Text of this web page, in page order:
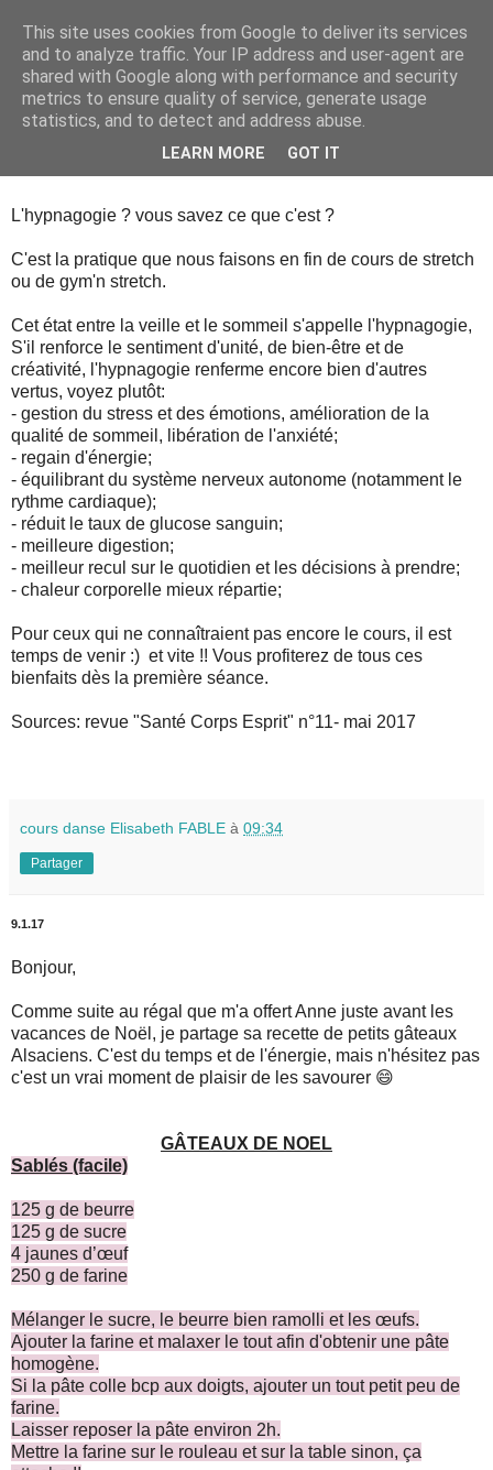
Cours de Danse à Paris
L'hypnagogie ? vous savez ce que c'est ?
C'est la pratique que nous faisons en fin de cours de stretch
ou de gym'n stretch.
Cet état entre la veille et le sommeil s'appelle l'hypnagogie,
S'il renforce le sentiment d'unité, de bien-être et de
créativité, l'hypnagogie renferme encore bien d'autres
vertus, voyez plutôt:
- gestion du stress et des émotions, amélioration de la
qualité de sommeil, libération de l'anxiété;
- regain d'énergie;
- équilibrant du système nerveux autonome (notamment le
rythme cardiaque);
- réduit le taux de glucose sanguin;
- meilleure digestion;
- meilleur recul sur le quotidien et les décisions à prendre;
- chaleur corporelle mieux répartie;
Pour ceux qui ne connaîtraient pas encore le cours, il est
temps de venir :) et vite !! Vous profiterez de tous ces
bienfaits dès la première séance.
Sources: revue "Santé Corps Esprit" n°11- mai 2017
cours danse Elisabeth FABLE à 09:34
Partager
9.1.17
Bonjour,
Comme suite au régal que m'a offert Anne juste avant les
vacances de Noël, je partage sa recette de petits gâteaux
Alsaciens. C'est du temps et de l'énergie, mais n'hésitez pas
c'est un vrai moment de plaisir de les savourer 😄
GÂTEAUX DE NOEL
Sablés (facile)
125 g de beurre
125 g de sucre
4 jaunes d’œuf
250 g de farine
Mélanger le sucre, le beurre bien ramolli et les œufs.
Ajouter la farine et malaxer le tout afin d'obtenir une pâte
homogène.
Si la pâte colle bcp aux doigts, ajouter un tout petit peu de
farine.
Laisser reposer la pâte environ 2h.
Mettre la farine sur le rouleau et sur la table sinon, ça
This site uses cookies from Google to deliver its services
and to analyze traffic. Your IP address and user-agent are
shared with Google along with performance and security
metrics to ensure quality of service, generate usage
statistics, and to detect and address abuse.
LEARN MORE GOT IT